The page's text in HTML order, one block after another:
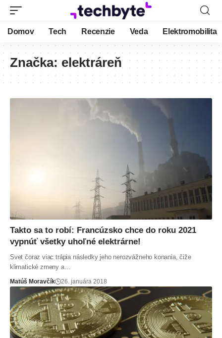
Domov Tech Recenzie Veda Elektromobilita
Značka: elektráreň
Takto sa to robí: Francúzsko chce do roku 2021
vypnúť všetky uhoľné elektrárne!
Svet čoraz viac trápia následky jeho nerozvážneho konania, čiže
klimatické zmeny a…
Matúš Moravčík 26. januára 2018